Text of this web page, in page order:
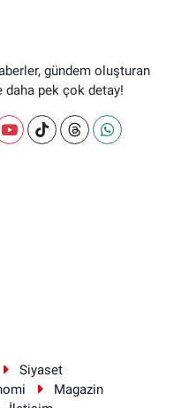
gündem oluşturan
daha pek çok detay!
Siyaset
Magazin